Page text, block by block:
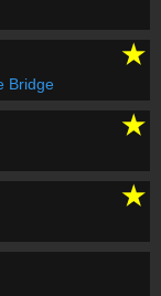
★
Bridge
★
★